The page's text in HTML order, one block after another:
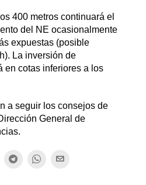
400 metros continuará el
del NE ocasionalmente
expuestas (posible
La inversión de
en cotas inferiores a los
a seguir los consejos de
General de